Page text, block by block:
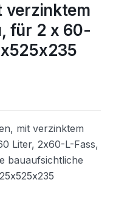
verzinktem
für 2 x 60-
mit verzinktem
Liter, 2x60-L-Fass,
bauaufsichtliche